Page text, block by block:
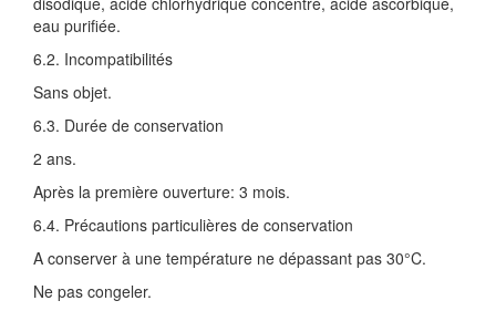
eau purifiée.
6.2. Incompatibilités
Sans objet.
6.3. Durée de conservation
2 ans.
Après la première ouverture: 3 mois.
6.4. Précautions particulières de conservation
A conserver à une température ne dépassant pas 30°C.
Ne pas congeler.